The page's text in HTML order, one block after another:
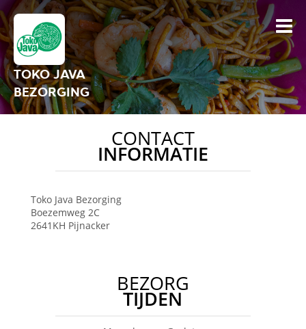
TOKO JAVA
BEZORGING
CONTACT
INFORMATIE
Toko Java Bezorging
Boezemweg 2C
2641KH Pijnacker
BEZORG
TIJDEN